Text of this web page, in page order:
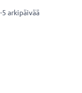
arkipäivää